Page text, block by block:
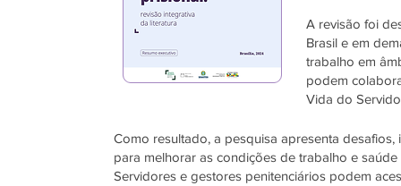
A revisão foi
Brasil e em
trabalho em
podem
Vida do
Como resultado, a pesquisa apresenta
para melhorar as condições de trabalho e
Servidores e gestores penitenciários podem